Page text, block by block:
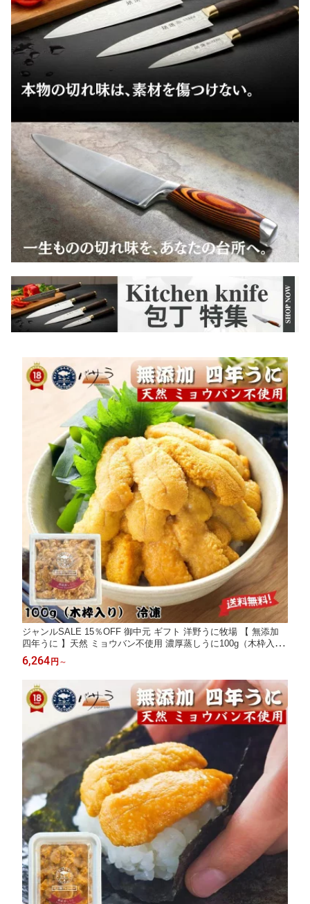
ジャンルSALE 15％OFF 御中元 ギフト 洋野うに牧場 【 無添加
四年うに 】天然 ミョウバン不使用 濃厚蒸しうに100g（木枠入
り） 冷凍 凍結蒸しうに ( キタムラサキウニ ) 「 送料無料 雲丹 お
取り寄せ 海鮮 高級グルメ 高級海鮮 お取り寄せグルメ 海鮮ギフト
6,264 円 ～